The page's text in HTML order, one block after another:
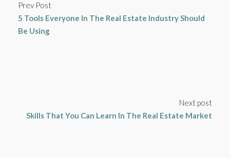
Prev Post
5 Tools Everyone In The Real Estate Industry Should
Be Using
Next post
Skills That You Can Learn In The Real Estate Market